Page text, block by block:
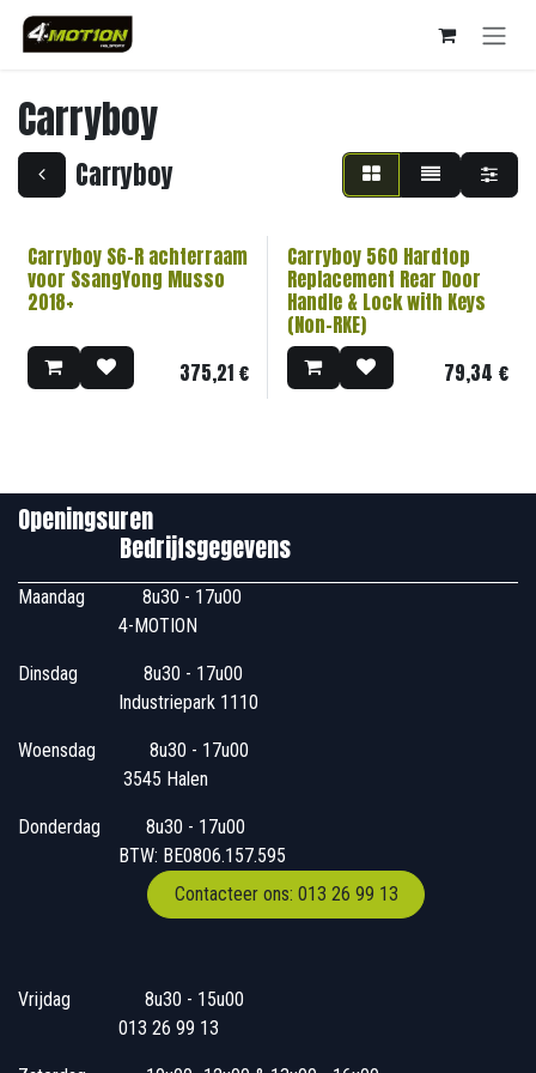
Overslaan naar inhoud
Carryboy
Carryboy
Carryboy S6-R achterraam
voor SsangYong Musso
2018+
375,21€
Carryboy 560 Hardtop
Replacement Rear Door
Handle & Lock with Keys
(Non-RKE)
79,34 €
Openingsuren
Bedrijfsgegevens
Maandag
​8u30 - 17u00
4-MOTION
Dinsdag
​8u30 - 17u00
Industriepark 1110
Woensdag
​​​ 8u30 - 17u00
3545 Halen
Donderdag
​​8u30 - 17u00
BTW: BE0806.157.595
Contacteer ons: 013 26 99 13
Vrijdag
​8u30 - 15u00
013 26 99 13